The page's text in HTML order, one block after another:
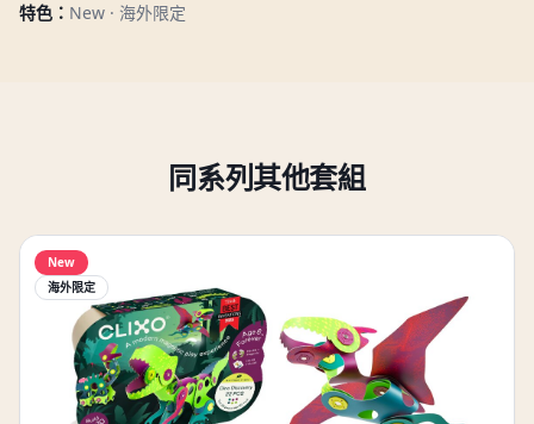
特色： New · 海外限定
同系列其他套組
New
海外限定